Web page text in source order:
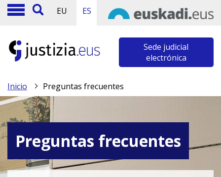
EU ES
Sede judicial
electrónica
Inicio Preguntas frecuentes
Preguntas frecuentes